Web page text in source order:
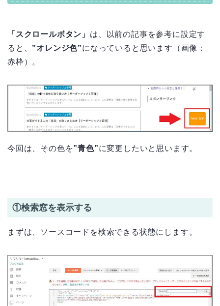
「スクロールボタン」 は、以前の記事を参考に設定す
ると、 ”オレンジ色”になっていると思います（画像：
赤枠）。
今回は、その色を”青色”に変更したいと思います。
①検索窓を表示する
まずは、ソースコードを検索できる状態にします。